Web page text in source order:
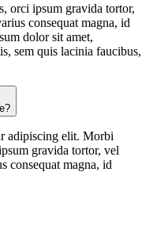
orci ipsum gravida tortor,
consequat magna, id
dolor sit amet,
sem quis lacinia faucibus,
adipiscing elit. Morbi
gravida tortor, vel
consequat magna, id